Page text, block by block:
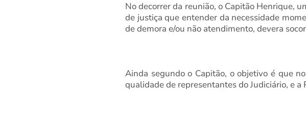
No decorrer da reunião, o Capitão Henrique,
de justiça que entender da necessidade
de demora e/ou não atendimento, devera
Ainda segundo o Capitão, o objetivo é que
qualidade de representantes do Judiciário, e